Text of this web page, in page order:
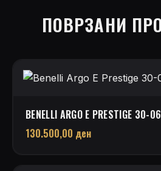
ПОВРЗАНИ
BENELLI ARGO E PRESTIGE 30-
130.500,00 ден